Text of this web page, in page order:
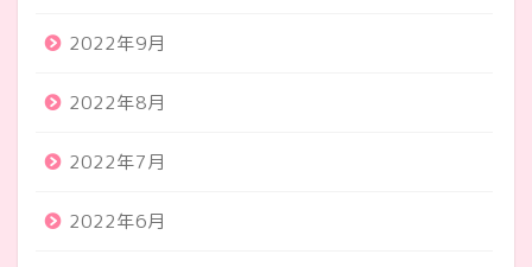
2022年9月
2022年8月
2022年7月
2022年6月